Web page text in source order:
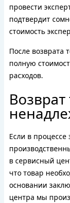
провести
подтвердит
стоимость
После возврата
полную
расходов.
Возврат
Если в
в сервисный
что товар
основании
центра мы